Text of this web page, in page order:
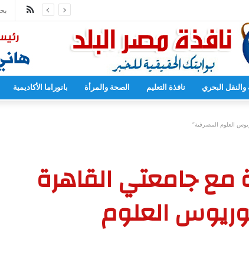
بدءا من العام المقبل
ملخص
الموقع
RSS
والنقل البحري نافذة التعليم الصحة والمرأة بانوراما الأكاديمية
العلوم المصرفية”
مع جامعتي القاهرة
العلوم